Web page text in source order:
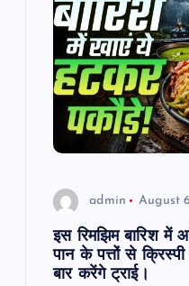
admin August
इस रिमझिम बारिश में
पान के पत्तों से
बार करेंगे ट्राई।